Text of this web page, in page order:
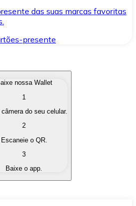
das suas marcas favoritas
presente
de seu interesse de forma
em moeda fiduciária
por outra
nossa Wallet
1
do seu celular.
2
Escaneie o QR.
3
Baixe o app.